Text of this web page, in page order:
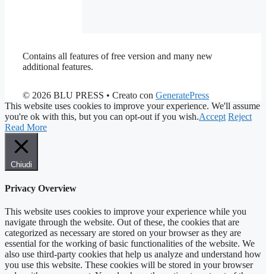
Contains all features of free version and many new
additional features.
© 2026 BLU PRESS • Creato con GeneratePress
This website uses cookies to improve your experience. We'll assume
you're ok with this, but you can opt-out if you wish.Accept Reject
Read More
Chiudi
Privacy Overview
This website uses cookies to improve your experience while you
navigate through the website. Out of these, the cookies that are
categorized as necessary are stored on your browser as they are
essential for the working of basic functionalities of the website. We
also use third-party cookies that help us analyze and understand how
you use this website. These cookies will be stored in your browser